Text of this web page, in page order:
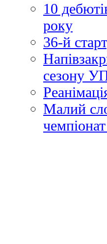
10
року
36-й
сезону
Малий